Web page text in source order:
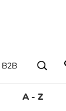
A - Z